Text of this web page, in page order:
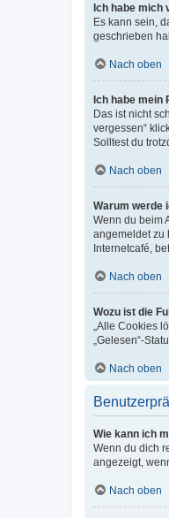
Ich habe mich
Es kann sein,
geschrieben
Nach oben
Ich habe mein
Das ist nicht
vergessen“
Solltest du
Nach oben
Warum werde
Wenn du beim
angemeldet zu
Internetcafé,
Nach oben
Wozu ist die
„Alle Cookies
„Gelesen“-
Nach oben
Wie kann ich
Wenn du dich
angezeigt,
Nach oben